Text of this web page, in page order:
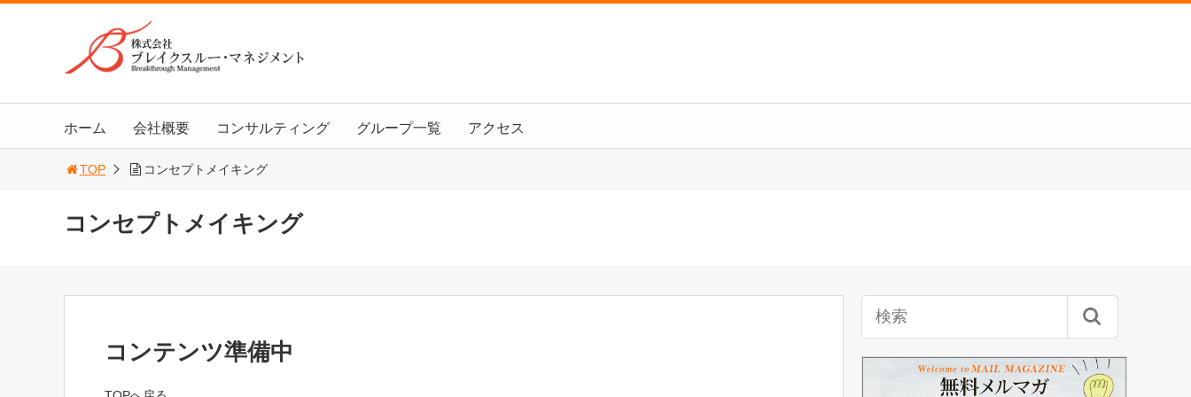
ホーム 会社概要 コンサルティング グループ一覧 アクセス
TOP コンセプトメイキング
コンセプトメイキング
コンテンツ準備中